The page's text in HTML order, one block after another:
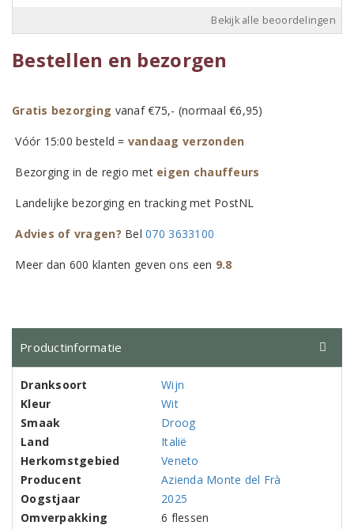
Bekijk alle beoordelingen
Bestellen en bezorgen
Gratis bezorging vanaf €75,- (normaal €6,95)
Vóór 15:00 besteld = vandaag verzonden
Bezorging in de regio met eigen chauffeurs
Landelijke bezorging en tracking met PostNL
Advies of vragen? Bel070 3633100
Meer dan 600 klanten geven ons een 9.8
Productinformatie
Dranksoort
Wijn
Kleur
Wit
Smaak
Droog
Land
Italië
Herkomstgebied
Veneto
Producent
Azienda Monte del Frà
Oogstjaar
2025
Omverpakking
6 flessen